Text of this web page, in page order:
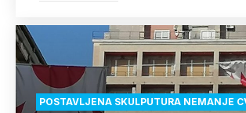
POSTAVLJENA SKULPUTURA NEMANJE